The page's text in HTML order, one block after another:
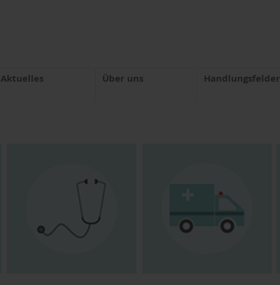
Aktuelles Über uns Handlungsfelder